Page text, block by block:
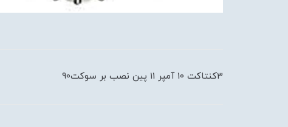
3كنتاكت 10 آمپر 11 پین نصب بر سوكت90